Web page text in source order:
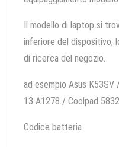
Il modello di laptop si
inferiore del dispositivo,
di ricerca del negozio.
ad esempio Asus
13 A1278 / Coolpad
Codice batteria